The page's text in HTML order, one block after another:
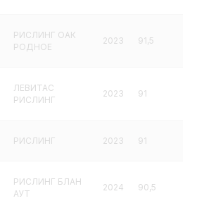
РИСЛИНГ ОАК
РОДНОЕ
2023 91,5
ЛЕВИТАС
РИСЛИНГ
2023 91
РИСЛИНГ 2023 91
РИСЛИНГ БЛАН
АУТ
2024 90,5